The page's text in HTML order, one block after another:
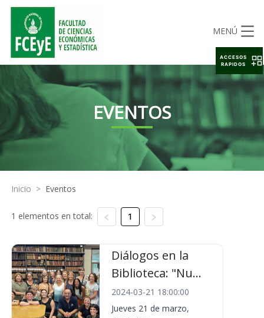
MENÚ
EVENTOS
Inicio > Eventos
1 elementos en total: 1
Diálogos en la
Biblioteca: "Nu...
2024-03-21 18:00:00
Jueves 21 de marzo,
ACCESOS
RAPIDOS